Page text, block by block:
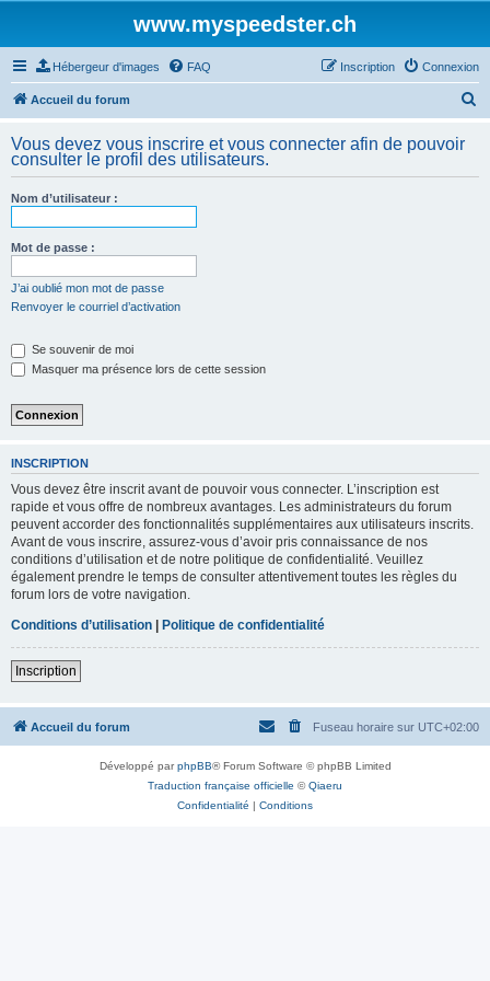
www.myspeedster.ch
Hébergeur d'images FAQ Connexion
Inscription
Accueil du forum
h
Vous devez vous inscrire et vous connecter afin de pouvoir
consulter le profil des utilisateurs.
Nom d’utilisateur :
Mot de passe :
J’ai oublié mon mot de passe
Renvoyer le courriel d’activation
Se souvenir de moi
Masquer ma présence lors de cette session
INSCRIPTION
Vous devez être inscrit avant de pouvoir vous connecter. L’inscription est
rapide et vous offre de nombreux avantages. Les administrateurs du forum
peuvent accorder des fonctionnalités supplémentaires aux utilisateurs inscrits.
Avant de vous inscrire, assurez-vous d’avoir pris connaissance de nos
conditions d’utilisation et de notre politique de confidentialité. Veuillez
également prendre le temps de consulter attentivement toutes les règles du
forum lors de votre navigation.
Conditions d’utilisation | Politique de confidentialité
Inscription
Accueil du forum Fuseau horaire sur UTC+02:00
Développé parphpBB® Forum Software © phpBB Limited
Traduction française officielle ©Qiaeru
Confidentialité | Conditions